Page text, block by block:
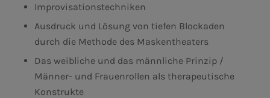
Improvisationstechniken
Ausdruck und Lösung von tiefen Blockaden
durch die Methode des Maskentheaters
Das weibliche und das männliche Prinzip /
Männer- und Frauenrollen als therapeutische
Konstrukte